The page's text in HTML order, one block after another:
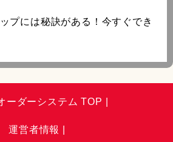
プには秘訣がある！今すぐでき
ーダーシステム TOP
運営者情報